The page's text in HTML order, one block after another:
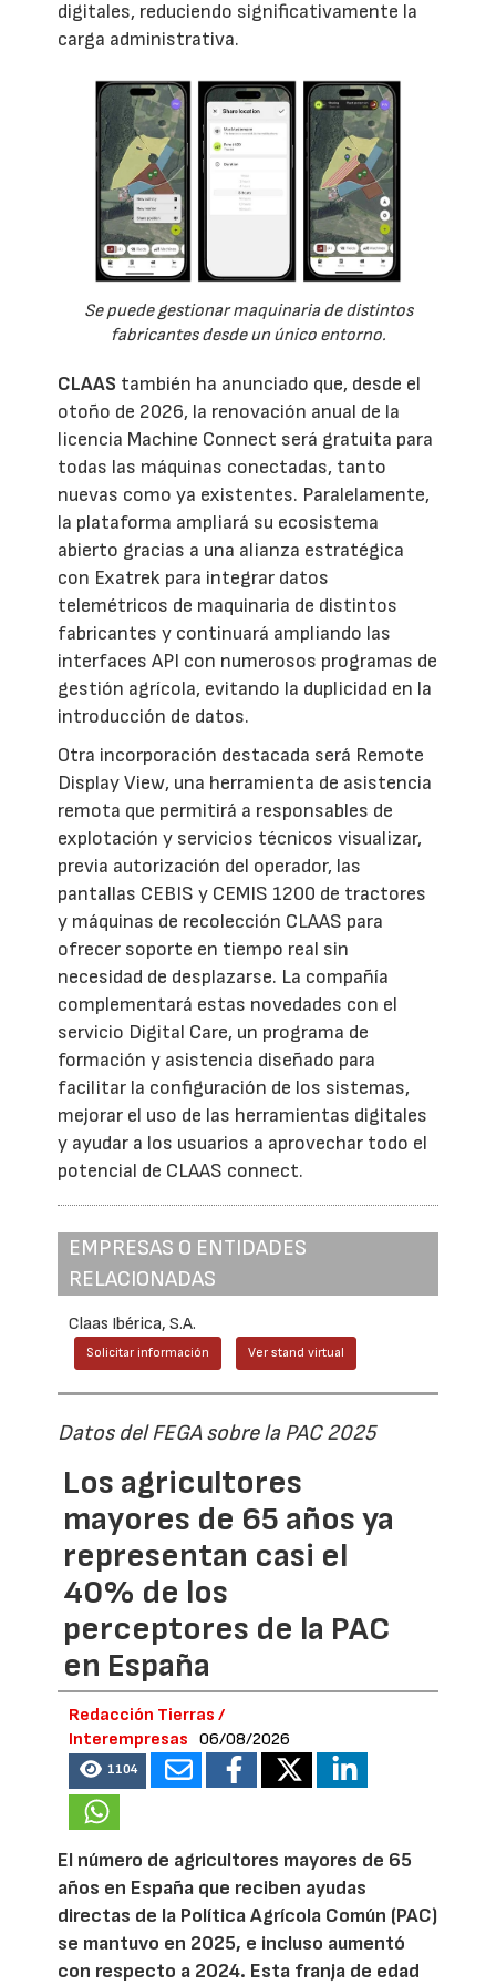
digitales, reduciendo significativamente la
carga administrativa.
Se puede gestionar maquinaria de distintos
fabricantes desde un único entorno.
CLAAS también ha anunciado que, desde el
otoño de 2026, la renovación anual de la
licencia Machine Connect será gratuita para
todas las máquinas conectadas, tanto
nuevas como ya existentes. Paralelamente,
la plataforma ampliará su ecosistema
abierto gracias a una alianza estratégica
con Exatrek para integrar datos
telemétricos de maquinaria de distintos
fabricantes y continuará ampliando las
interfaces API con numerosos programas de
gestión agrícola, evitando la duplicidad en la
introducción de datos.
Otra incorporación destacada será Remote
Display View, una herramienta de asistencia
remota que permitirá a responsables de
explotación y servicios técnicos visualizar,
previa autorización del operador, las
pantallas CEBIS y CEMIS 1200 de tractores
y máquinas de recolección CLAAS para
ofrecer soporte en tiempo real sin
necesidad de desplazarse. La compañía
complementará estas novedades con el
servicio Digital Care, un programa de
formación y asistencia diseñado para
facilitar la configuración de los sistemas,
mejorar el uso de las herramientas digitales
y ayudar a los usuarios a aprovechar todo el
potencial de CLAAS connect.
EMPRESAS O ENTIDADES
RELACIONADAS
Claas Ibérica, S.A.
Solicitar información Ver stand virtual
Datos del FEGA sobre la PAC 2025
Los agricultores
mayores de 65 años ya
representan casi el
40% de los
perceptores de la PAC
en España
Redacción Tierras /
Interempresas
06/08/2026
1104
El número de agricultores mayores de 65
años en España que reciben ayudas
directas de la Política Agrícola Común (PAC)
se mantuvo en 2025, e incluso aumentó
con respecto a 2024. Esta franja de edad